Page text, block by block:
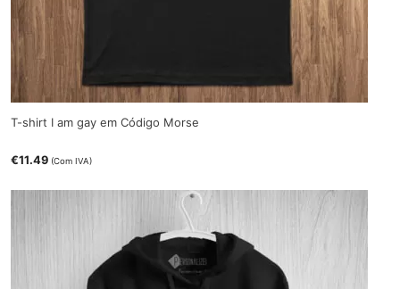
T-shirt I am gay em Código Morse
€11.49 (Com IVA)